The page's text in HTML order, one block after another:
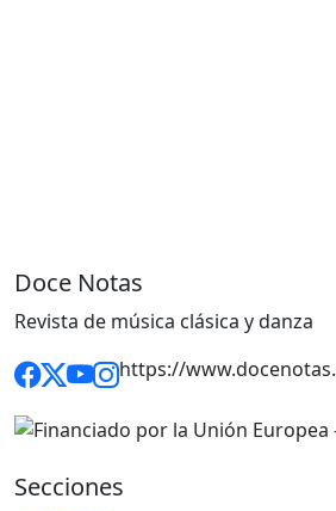
Doce Notas
Revista de música clásica y danza
https://
Secciones